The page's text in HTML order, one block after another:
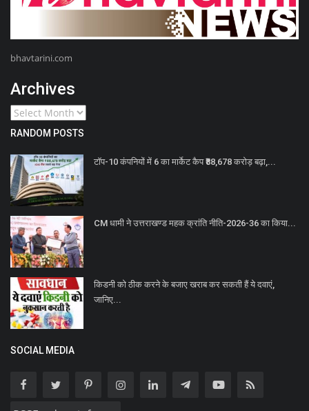
bhavtarini.com
Archives
RANDOM POSTS
टॉप-10 कंपनियों में 6 का मार्केट कैप ₹88,678 करोड़ बढ़ा,...
CM धामी ने उत्तराखण्ड महक क्रांति नीति-2026-36 का किया...
किडनी को ठीक करने के बजाए खराब कर सकती हैं ये दवाएं,
जानिए...
SOCIAL MEDIA